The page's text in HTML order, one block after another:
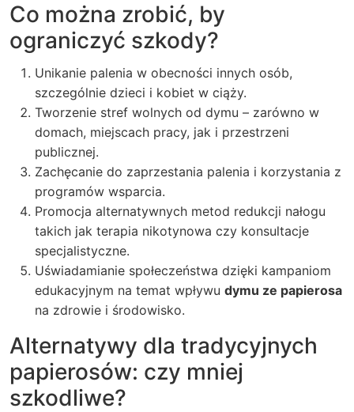
Co można zrobić, by
ograniczyć szkody?
Unikanie palenia w obecności innych osób,
szczególnie dzieci i kobiet w ciąży.
Tworzenie stref wolnych od dymu – zarówno w
domach, miejscach pracy, jak i przestrzeni
publicznej.
Zachęcanie do zaprzestania palenia i korzystania z
programów wsparcia.
Promocja alternatywnych metod redukcji nałogu
takich jak terapia nikotynowa czy konsultacje
specjalistyczne.
Uświadamianie społeczeństwa dzięki kampaniom
edukacyjnym na temat wpływu dymu ze papierosa
na zdrowie i środowisko.
Alternatywy dla tradycyjnych
papierosów: czy mniej
szkodliwe?